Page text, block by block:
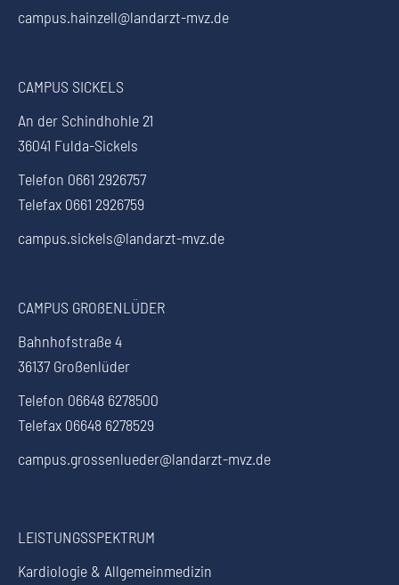
campus.hainzell@landarzt-mvz.de
CAMPUS SICKELS
An der Schindhohle 21
36041 Fulda-Sickels
Telefon 0661 2926757
Telefax 0661 2926759
campus.sickels@landarzt-mvz.de
CAMPUS GROßENLÜDER
Bahnhofstraße 4
36137 Großenlüder
Telefon 06648 6278500
Telefax 06648 6278529
campus.grossenlueder@landarzt-mvz.de
LEISTUNGSSPEKTRUM
Kardiologie & Allgemeinmedizin